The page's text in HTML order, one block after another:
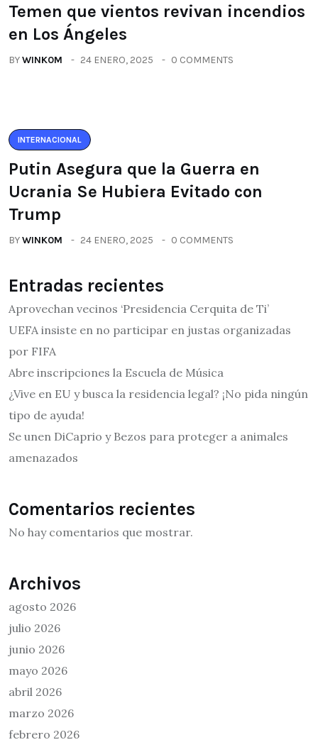
Temen que vientos revivan incendios
en Los Ángeles
BYWINK0M 24 ENERO, 2025 0 COMMENTS
INTERNACIONAL
Putin Asegura que la Guerra en
Ucrania Se Hubiera Evitado con
Trump
BYWINK0M 24 ENERO, 2025 0 COMMENTS
Entradas recientes
Aprovechan vecinos ‘Presidencia Cerquita de Ti’
UEFA insiste en no participar en justas organizadas
por FIFA
Abre inscripciones la Escuela de Música
¿Vive en EU y busca la residencia legal? ¡No pida ningún
tipo de ayuda!
Se unen DiCaprio y Bezos para proteger a animales
amenazados
Comentarios recientes
No hay comentarios que mostrar.
Archivos
agosto 2026
julio 2026
junio 2026
mayo 2026
abril 2026
marzo 2026
febrero 2026